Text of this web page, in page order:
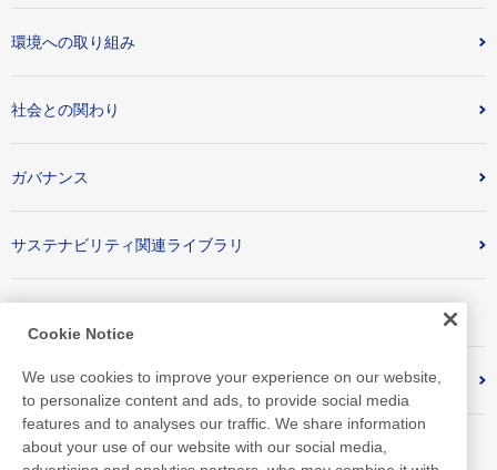
環境への取り組み
社会との関わり
ガバナンス
サステナビリティ関連ライブラリ
対照表
Cookie Notice
We use cookies to improve your experience on our website,
to personalize content and ads, to provide social media
features and to analyses our traffic. We share information
about your use of our website with our social media,